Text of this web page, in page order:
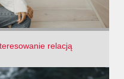
relacją